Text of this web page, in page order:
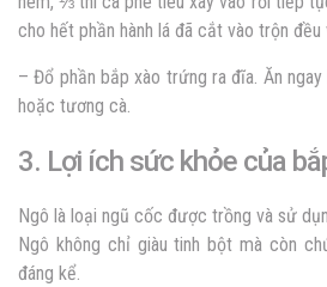
cho hết phần hành lá đã cắt vào trộn
– Đổ phần bắp xào trứng ra đĩa. Ăn
hoặc tương cà.
3. Lợi ích sức khỏe của
Ngô là loại ngũ cốc được trồng và sử
Ngô không chỉ giàu tinh bột mà còn
đáng kể.